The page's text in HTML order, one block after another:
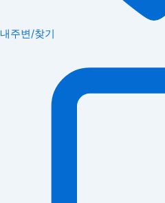
내주변/찾기